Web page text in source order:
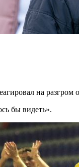
на разгром
бы видеть».